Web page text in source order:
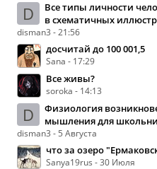
D
Все типы личности
в схематичных
disman3 - 21:56
досчитай до 100 001,5
Sana - 17:29
Все живы?
soroka - 14:13
D
Физиология
мышления для
disman3 - 5 Августа
что за озеро
Sanya19rus - 30 Июля